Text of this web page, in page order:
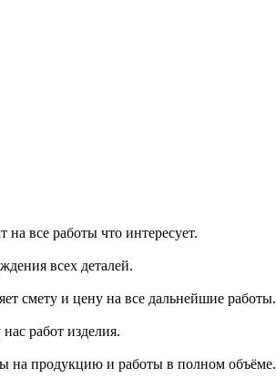
на все работы что интересует.
всех деталей.
смету и цену на все дальнейшие работы.
работ изделия.
на продукцию и работы в полном объёме.